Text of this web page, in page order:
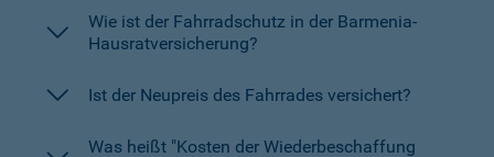
Wie ist der Fahrradschutz in der Barmenia-
Hausratversicherung?
Ist der Neupreis des Fahrrades versichert?
Was heißt "Kosten der Wiederbeschaffung